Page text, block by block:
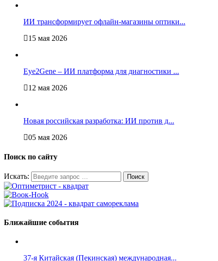
ИИ трансформирует офлайн‑магазины оптики...
15 мая 2026
Eye2Gene – ИИ платформа для диагностики ...
12 мая 2026
Новая российская разработка: ИИ против д...
05 мая 2026
Поиск по сайту
Искать:
Ближайшие события
37-я Китайская (Пекинская) международная...